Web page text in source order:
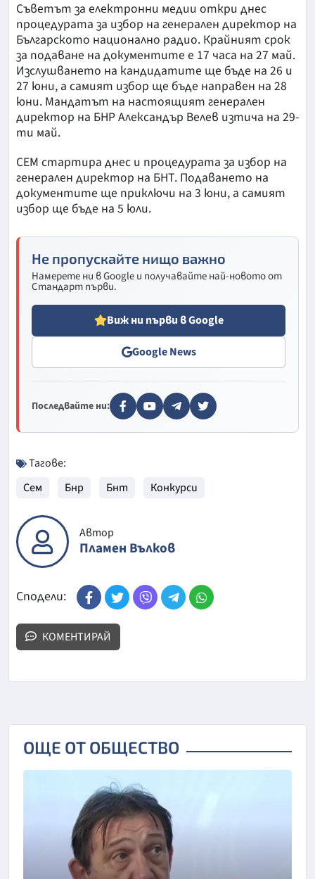
Съветът за електронни медии откри днес
процедурата за избор на генерален директор на
Българското национално радио. Крайният срок
за подаване на документите е 17 часа на 27 май.
Изслушването на кандидатите ще бъде на 26 и
27 юни, а самият избор ще бъде направен на 28
юни. Мандатът на настоящият генерален
директор на БНР Александър Велев изтича на 29-
ти май.
СЕМ стартира днес и процедурата за избор на
генерален директор на БНТ. Подаването на
документите ще приключи на 3 юни, а самият
избор ще бъде на 5 юли.
Не пропускайте нищо важно
Намерете ни в Google и получавайте най-новото от
Стандарт първи.
Виж ни първи в Google
Google News
Последвайте ни:
Тагове:
Сем
Бнр Бнт Конкурси
Автор
Пламен Вълков
Сподели:
КОМЕНТИРАЙ
ОЩЕ ОТ ОБЩЕСТВО